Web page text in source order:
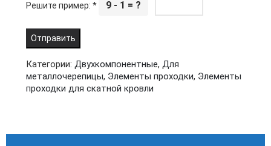
Решите пример: * 9 - 1 = ?
Категории: Двухкомпонентные, Для
металлочерепицы, Элементы проходки, Элементы
проходки для скатной кровли